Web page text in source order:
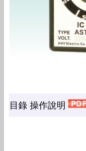
目錄 操作說明